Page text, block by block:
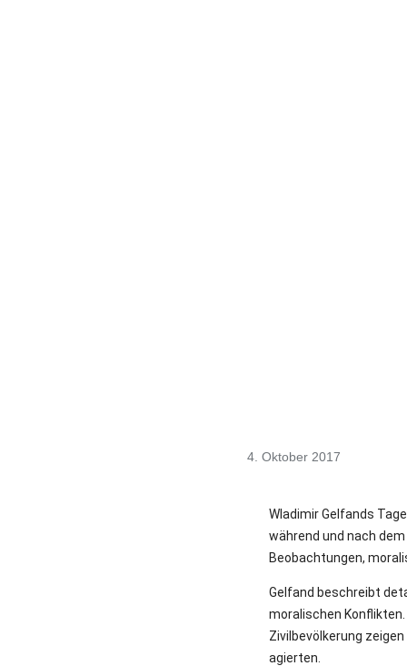
4. Oktober 2017
Wladimir Gelfands
während und nach
Beobachtungen,
Gelfand beschreibt
moralischen Konflikten.
Zivilbevölkerung
agierten.